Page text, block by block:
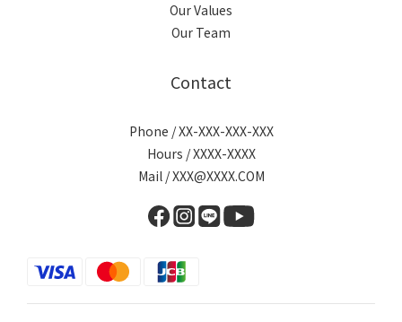
Our Values
Our Team
Contact
Phone / XX-XXX-XXX-XXX
Hours / XXXX-XXXX
Mail / XXX@XXXX.COM